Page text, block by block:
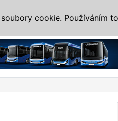
cookie. Používáním